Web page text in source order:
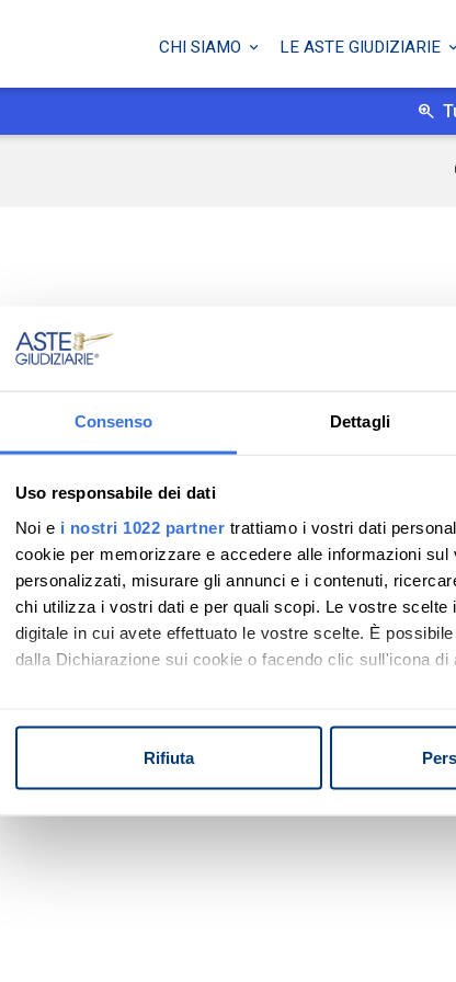
Consenso Dettagli
Uso responsabile dei dati
Noi e i nostri 1022 partner trattiamo i vostri dati
cookie per memorizzare e accedere alle informazioni
personalizzati, misurare gli annunci e i contenuti,
chi utilizza i vostri dati e per quali scopi. Le vostre
digitale in cui avete effettuato le vostre scelte. È
dalla Dichiarazione sui cookie o facendo clic sull'icona di
Identificare il tuo dispositivo, scansionandolo
digitali).
Rifiuta
CHI SIAMO LE ASTE GIUDIZIARIE
Nessun
Prova a
a